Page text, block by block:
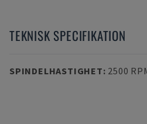
TEKNISK SPECIFIKATION
SPINDELHASTIGHET: 2500